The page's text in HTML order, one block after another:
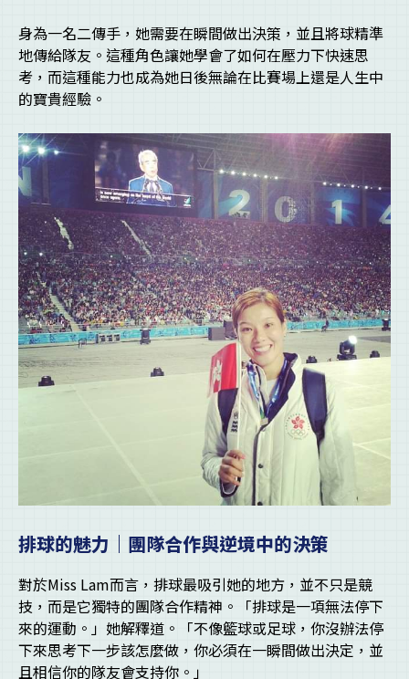
身為一名二傳手，她需要在瞬間做出決策，並且將球精準
地傳給隊友。這種角色讓她學會了如何在壓力下快速思
考，而這種能力也成為她日後無論在比賽場上還是人生中
的寶貴經驗。
排球的魅力｜團隊合作與逆境中的決策
對於Miss Lam而言，排球最吸引她的地方，並不只是競
技，而是它獨特的團隊合作精神。「排球是一項無法停下
來的運動。」她解釋道。「不像籃球或足球，你沒辦法停
下來思考下一步該怎麼做，你必須在一瞬間做出決定，並
且相信你的隊友會支持你。」